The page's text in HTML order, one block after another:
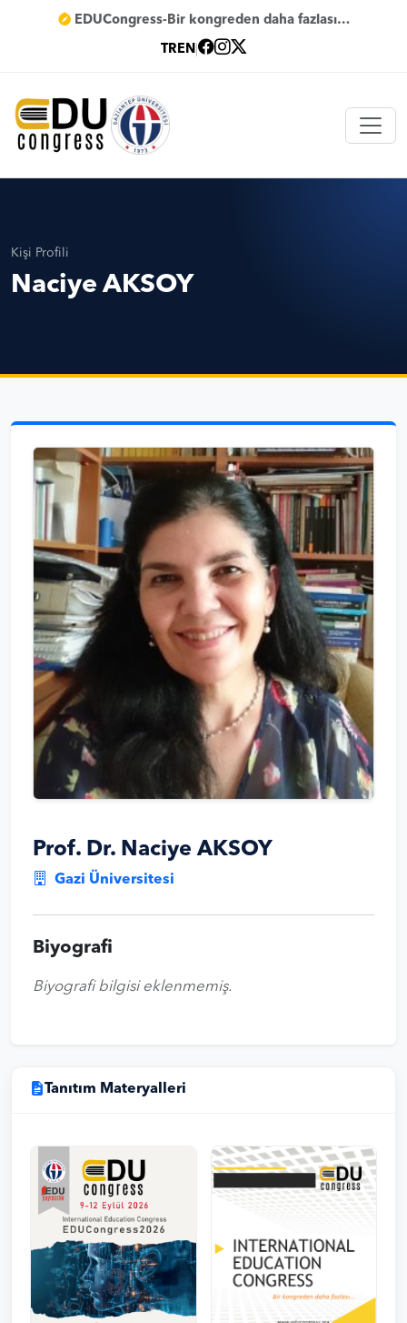
EDUCongress-Bir kongreden daha fazlası…
TREN
Kişi Profili
Naciye AKSOY
Prof. Dr. Naciye AKSOY
Gazi Üniversitesi
Biyografi
Biyografi bilgisi eklenmemiş.
Tanıtım Materyalleri